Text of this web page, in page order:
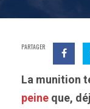
PARTAGER
La munition
peine que,